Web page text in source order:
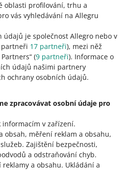
oblasti profilování, trhu a
vás vyhledávání na Allegru
údajů je společnost Allegro nebo v
17 partneři), mezi něž
(9 partneři). Informace o
údajů našimi partnery
ochrany osobních údajů.
zpracovávat osobní údaje pro
v zařízení.
obsah, měření reklam a obsahu,
. Zajištění bezpečnosti,
a odstraňování chyb.
reklamy a obsahu. Ukládání a
znamená.
ceníky pouze novým
ceníků byla ještě jednodušší
vašich ceníků dopravy s
e-mail)
znamená.